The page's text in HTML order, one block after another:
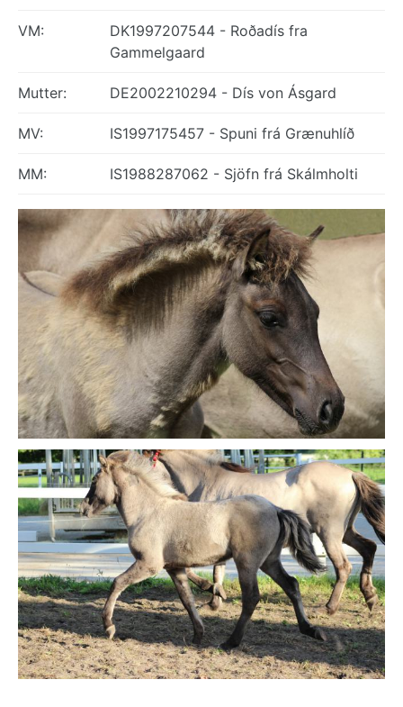
VM:
DK1997207544 - Roðadís fra
Gammelgaard
Mutter: DE2002210294 - Dís von Ásgard
MV: IS1997175457 - Spuni frá Grænuhlíð
MM: IS1988287062 - Sjöfn frá Skálmholti